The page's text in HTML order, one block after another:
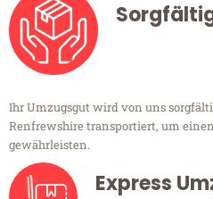
Ihr Umzugsgut wird von uns
Renfrewshire transportiert, um
gewährleisten.
Express